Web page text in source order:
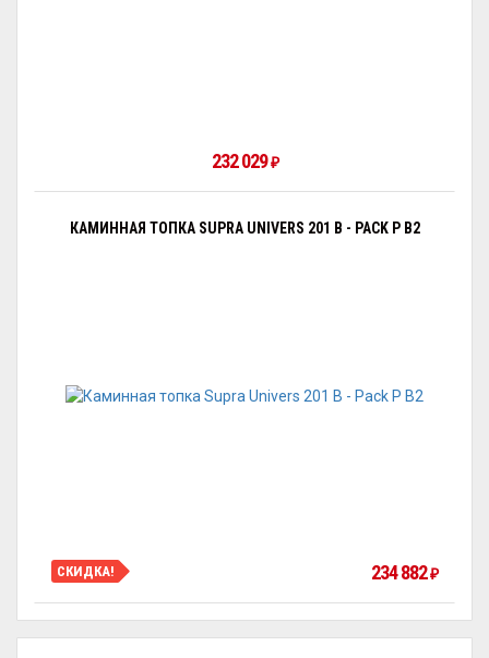
232 029₽
КАМИННАЯ ТОПКА SUPRA UNIVERS 201 B - PACK P B2
СКИДКА! 234 882₽